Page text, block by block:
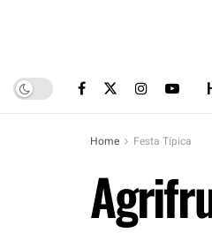
Home Festa Típica